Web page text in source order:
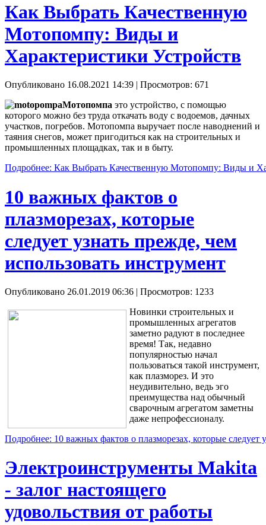
Как Выбрать Качественную
Мотопомпу: Виды и
Характеристики Устройств
Опубликовано 16.08.2021 14:39 | Просмотров: 671
Мотопомпа это устройство, с помощью
которого можно без труда откачать воду с водоемов, дачных
участков, погребов. Мотопомпа выручает после наводнений и
таяния снегов, может пригодиться как на строительных и
промышленных площадках, так и в быту.
Подробнее: Как Выбрать Качественную Мотопомпу: Виды и
10 важных фактов о
плазморезах, которые
следует узнать прежде, чем
использовать инструмент
Опубликовано 26.01.2019 06:36 | Просмотров: 1233
Новинки строительных и
промышленных агрегатов
заметно радуют в последнее
время! Так, недавно
популярностью начал
пользоваться такой инструмент,
как плазморез. И это
неудивительно, ведь эго
преимущества над обычный
сварочным агрегатом заметны
даже непрофессионалу.
Подробнее: 10 важных фактов о плазморезах, которые следует
Электроинструменты Makita
- залог настоящего
удовольствия от работы